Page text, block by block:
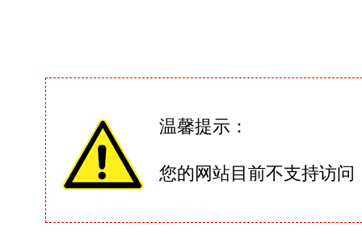
温馨提示：
您的网站目前不支持访